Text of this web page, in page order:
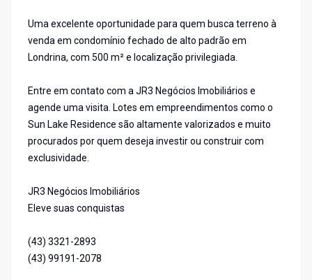
Uma excelente oportunidade para quem busca terreno à
venda em condomínio fechado de alto padrão em
Londrina, com 500 m² e localização privilegiada.
Entre em contato com a JR3 Negócios Imobiliários e
agende uma visita. Lotes em empreendimentos como o
Sun Lake Residence são altamente valorizados e muito
procurados por quem deseja investir ou construir com
exclusividade.
JR3 Negócios Imobiliários
Eleve suas conquistas
(43) 3321-2893
(43) 99191-2078